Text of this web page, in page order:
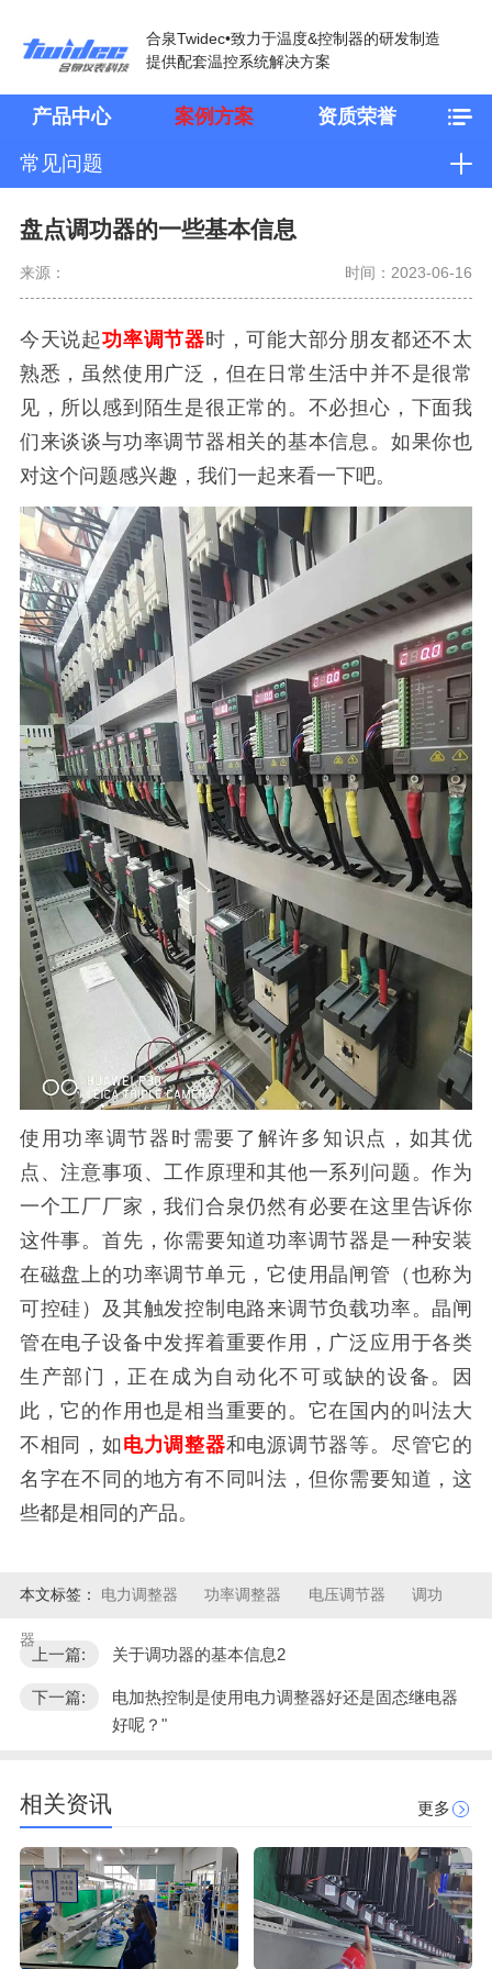
合泉Twidec•致力于温度&控制器的研发制造
提供配套温控系统解决方案
产品中心 案例方案 资质荣誉
常见问题
盘点调功器的一些基本信息
来源： 时间：2023-06-16
今天说起功率调节器时，可能大部分朋友都还不太
熟悉，虽然使用广泛，但在日常生活中并不是很常
见，所以感到陌生是很正常的。不必担心，下面我
们来谈谈与功率调节器相关的基本信息。如果你也
对这个问题感兴趣，我们一起来看一下吧。
使用功率调节器时需要了解许多知识点，如其优
点、注意事项、工作原理和其他一系列问题。作为
一个工厂厂家，我们合泉仍然有必要在这里告诉你
这件事。首先，你需要知道功率调节器是一种安装
在磁盘上的功率调节单元，它使用晶闸管（也称为
可控硅）及其触发控制电路来调节负载功率。晶闸
管在电子设备中发挥着重要作用，广泛应用于各类
生产部门，正在成为自动化不可或缺的设备。因
此，它的作用也是相当重要的。它在国内的叫法大
不相同，如电力调整器和电源调节器等。尽管它的
名字在不同的地方有不同叫法，但你需要知道，这
些都是相同的产品。
本文标签： 电力调整器 功率调整器 电压调节器 调功
器
上一篇: 关于调功器的基本信息2
下一篇:
电加热控制是使用电力调整器好还是固态继电器
好呢？"
相关资讯 更多